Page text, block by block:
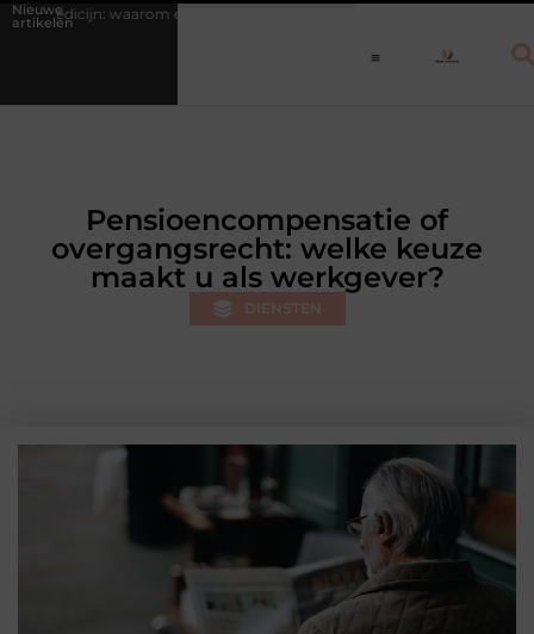
Nieuwe
artikeleneen vast dagritme herstel versnelt bij jongeren
Pensioencompensatie of
overgangsrecht: welke keuze
maakt u als werkgever?
DIENSTEN